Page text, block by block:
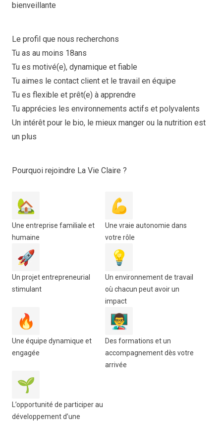
bienveillante
Le profil que nous recherchons
Tu as au moins 18ans
Tu es motivé(e), dynamique et fiable
Tu aimes le contact client et le travail en équipe
Tu es flexible et prêt(e) à apprendre
Tu apprécies les environnements actifs et polyvalents
Un intérêt pour le bio, le mieux manger ou la nutrition est
un plus
Pourquoi rejoindre La Vie Claire ?
🏡
Une entreprise familiale et
humaine
💪
Une vraie autonomie dans
votre rôle
🚀
Un projet entrepreneurial
stimulant
💡
Un environnement de travail
où chacun peut avoir un
impact
🔥
Une équipe dynamique et
engagée
👨‍🏫
Des formations et un
accompagnement dès votre
arrivée
🌱
L’opportunité de participer au
développement d’une